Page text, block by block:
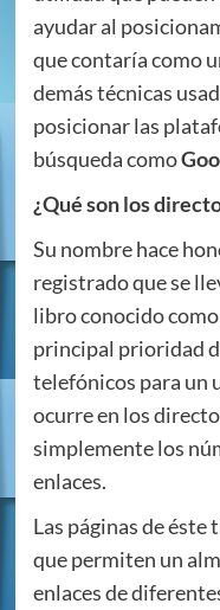
ayudar al
que contaría como
demás técnicas
posicionar las
búsqueda como
¿Qué son los
Su nombre hace
registrado que se
libro conocido
principal prioridad
telefónicos para un
ocurre en los
simplemente los
enlaces.
Las páginas de
que permiten un
enlaces de